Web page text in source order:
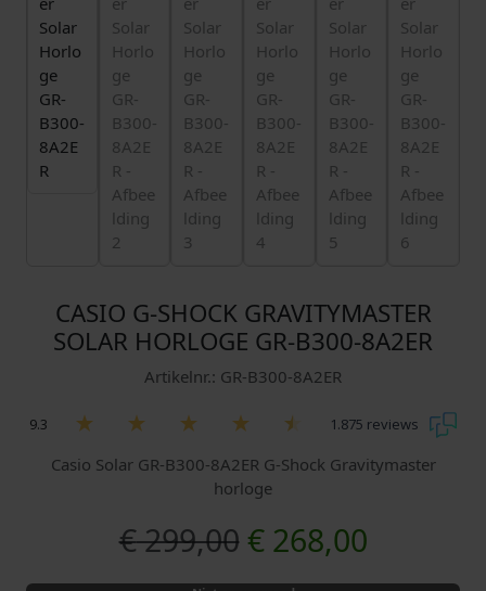
CASIO G-SHOCK GRAVITYMASTER
SOLAR HORLOGE GR-B300-8A2ER
Artikelnr.: GR-B300-8A2ER
9.3 1.875 reviews
Casio Solar GR-B300-8A2ER G-Shock Gravitymaster
horloge
€299,00 O
€268,00H